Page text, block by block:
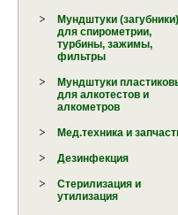
Мундштуки (загубники)
для спирометрии,
турбины, зажимы,
фильтры
Мундштуки
для алкотестов и
алкометров
Мед.техника и
Дезинфекция
Стерилизация и
утилизация